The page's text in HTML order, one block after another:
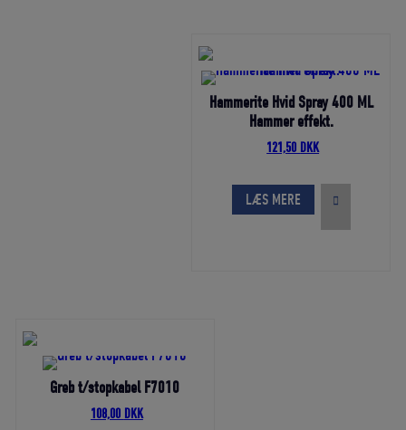
Hammerite Hvid Spray 400 ML
Hammer effekt.
Den
var:
135,00 DKK.
121,50 DKKDen
LÆS MERE
Greb t/stopkabel F7010
Den
108,00 DKKDen